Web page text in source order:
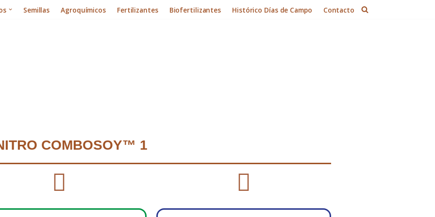
Semillas Agroquímicos Fertilizantes Biofertilizantes Histórico Días de Campo Contacto
COMBOSOY™ 1